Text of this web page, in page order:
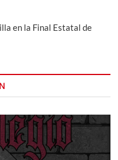
en la Final Estatal de